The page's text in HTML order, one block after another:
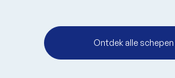
Ontdek alle schepen